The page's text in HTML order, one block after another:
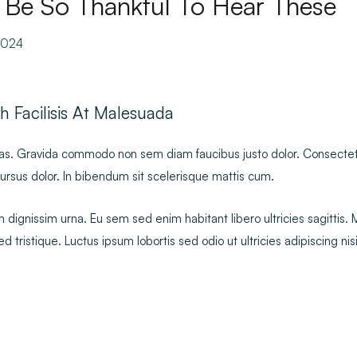
Facilisis At Malesuada
Gravida commodo non sem diam faucibus justo dolor.
dolor. In bibendum sit scelerisque mattis cum.
urna. Eu sem sed enim habitant libero ultricies sagittis.
tristique. Luctus ipsum lobortis sed odio ut ultricies adipiscing